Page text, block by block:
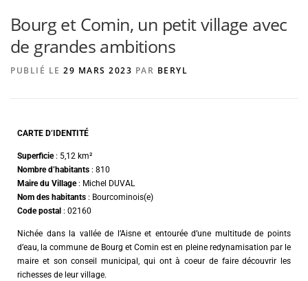
Bourg et Comin, un petit village avec
de grandes ambitions
PUBLIÉ LE 29 MARS 2023 PAR BERYL
CARTE D’IDENTITÉ
Superficie: 5,12 km²
Nombre d’habitants : 810
Maire du Village: Michel DUVAL
Nom des habitants : Bourcominois(e)
Code postal : 02160
Nichée dans la vallée de l’Aisne et entourée d’une multitude de points
d’eau, la commune de Bourg et Comin est en pleine redynamisation par le
maire et son conseil municipal, qui ont à coeur de faire découvrir les
richesses de leur village.